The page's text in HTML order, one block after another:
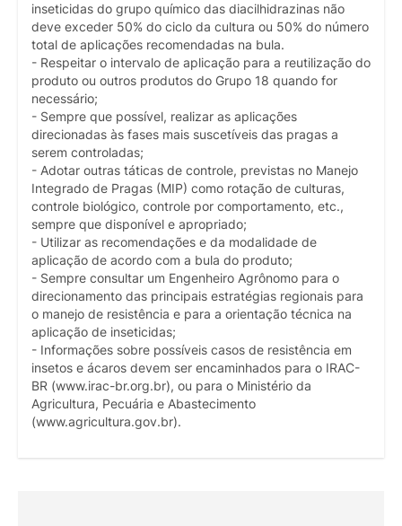
inseticidas do grupo químico das diacilhidrazinas não
deve exceder 50% do ciclo da cultura ou 50% do número
total de aplicações recomendadas na bula.
- Respeitar o intervalo de aplicação para a reutilização do
produto ou outros produtos do Grupo 18 quando for
necessário;
- Sempre que possível, realizar as aplicações
direcionadas às fases mais suscetíveis das pragas a
serem controladas;
- Adotar outras táticas de controle, previstas no Manejo
Integrado de Pragas (MIP) como rotação de culturas,
controle biológico, controle por comportamento, etc.,
sempre que disponível e apropriado;
- Utilizar as recomendações e da modalidade de
aplicação de acordo com a bula do produto;
- Sempre consultar um Engenheiro Agrônomo para o
direcionamento das principais estratégias regionais para
o manejo de resistência e para a orientação técnica na
aplicação de inseticidas;
- Informações sobre possíveis casos de resistência em
insetos e ácaros devem ser encaminhados para o IRAC-
BR (www.irac-br.org.br), ou para o Ministério da
Agricultura, Pecuária e Abastecimento
(www.agricultura.gov.br).